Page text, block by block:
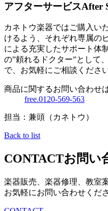
アフターサービスAfter
カネトウ楽器ではご購入い
けるよう、それぞれ専属の
による充実したサポート体
の”頼れるドクター”として
で、お気軽にご相談ください
商品に関するお問い合わせ
free.0120-569-563
担当：兼頭（カネトウ）
Back to list
CONTACTお問い
楽器販売、楽器修理、教室
お気軽にお問い合わせくださ